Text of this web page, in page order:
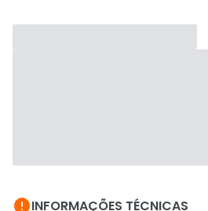
INFORMAÇÕES TÉCNICAS